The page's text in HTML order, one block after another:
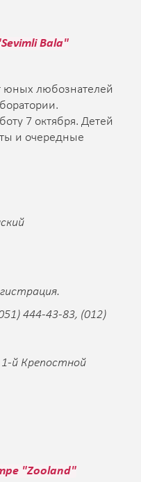
Bala"
юных любознателей
7 октября. Детей
и очередные
444-43-83, (012)
й Крепостной
"Zooland"